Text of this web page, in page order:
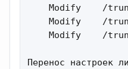
Modify    /
Modify    /
Modify    /
Перенос настроек